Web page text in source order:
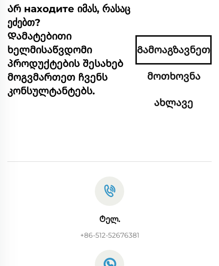
Არ находите იმას, რასაც
ეძებთ?
Დამატებითი
ხელმისაწვდომი
პროდუქტების შესახებ
მოგვმართეთ ჩვენს
კონსულტანტებს.
Გამოაგზავნეთ
მოთხოვნა
ახლავე
Ტელ.
+86-512-52676381